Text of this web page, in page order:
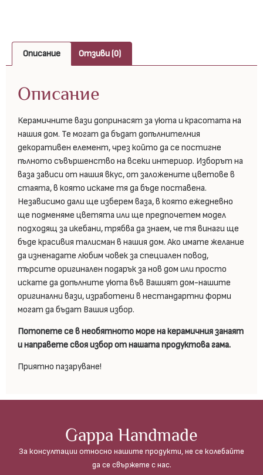
Описание Отзиви (0)
Описание
Керамичните вази допринасят за уюта и красотата на
нашия дом. Те могат да бъдат допълнителния
декоративен елемент, чрез който да се постигне
пълното съвършенство на всеки интериор. Изборът на
ваза зависи от нашия вкус, от заложените цветове в
стаята, в която искаме тя да бъде поставена.
Независимо дали ще изберем ваза, в която ежедневно
ще подменяме цветята или ще предпочетем модел
подходящ за икебани, трябва да знаем, че тя винаги ще
бъде красивия талисман в нашия дом. Ако имате желание
да изненадате любим човек за специален повод,
търсите оригинален подарък за нов дом или просто
искате да допълните уюта във Вашият дом-нашите
оригинални вази, изработени в нестандартни форми
могат да бъдат Вашия избор.
Потопете се в необятното море на керамичния занаят
и направете своя избор от нашата продуктова гама.
Приятно пазаруване!
Gappa Handmade
За консултации относно нашите продукти, не се колебайте
да се свържете с нас.